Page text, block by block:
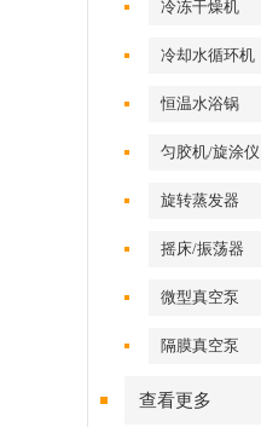
冷冻干燥机
冷却水循环机
恒温水浴锅
匀胶机/旋涂仪
旋转蒸发器
摇床/振荡器
微型真空泵
隔膜真空泵
查看更多